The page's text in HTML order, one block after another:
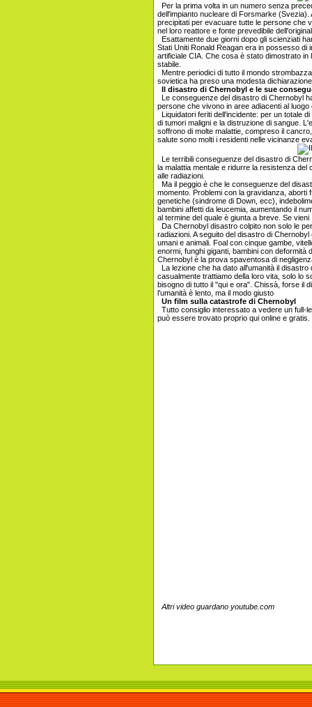
Per la prima volta in un numero senza
dell'impianto nucleare di Forsmarke
precipitati per evacuare tutte le persone che
nel loro reattore e fonte prevedibile
Esattamente due giorni dopo gli scienziati
Stati Uniti Ronald Reagan era in possesso di
artificiale CIA. Che cosa è stato dimostrato
stabile.
Mentre periodici di tutto il mondo
sovietica ha preso una modesta
Il disastro di Chernobyl e le sue
Le conseguenze del disastro di Chernobyl
persone che vivono in aree adiacenti al
Liquidatori feriti dell'incidente: per un totale
di tumori maligni e la distruzione di sangue.
soffrono di molte malattie, compreso il
salute sono molti i residenti nelle vicinanze
Le terribili conseguenze del disastro di
la malattia mentale e ridurre la resistenza del
alle radiazioni.
Ma il peggio è che le conseguenze del
momento. Problemi con la gravidanza, aborti
genetiche (sindrome di Down, ecc),
bambini affetti da leucemia, aumentando il
al termine del quale è giunta a breve. Se vieni
Da Chernobyl disastro colpito non solo le
radiazioni. A seguito del disastro di
umani e animali. Foal con cinque gambe,
enormi, funghi giganti, bambini con
Chernobyl è la prova spaventosa di
La lezione che ha dato all'umanità il
casualmente trattiamo della loro vita, solo lo
bisogno di tutto il "qui e ora". Chissà, forse il
l'umanità è lento, ma il modo giusto
Un film sulla catastrofe di Chernobyl
Tutto consiglio interessato a vedere un full-
può essere trovato proprio qui online e gratis.
Altri video guardano youtube.com